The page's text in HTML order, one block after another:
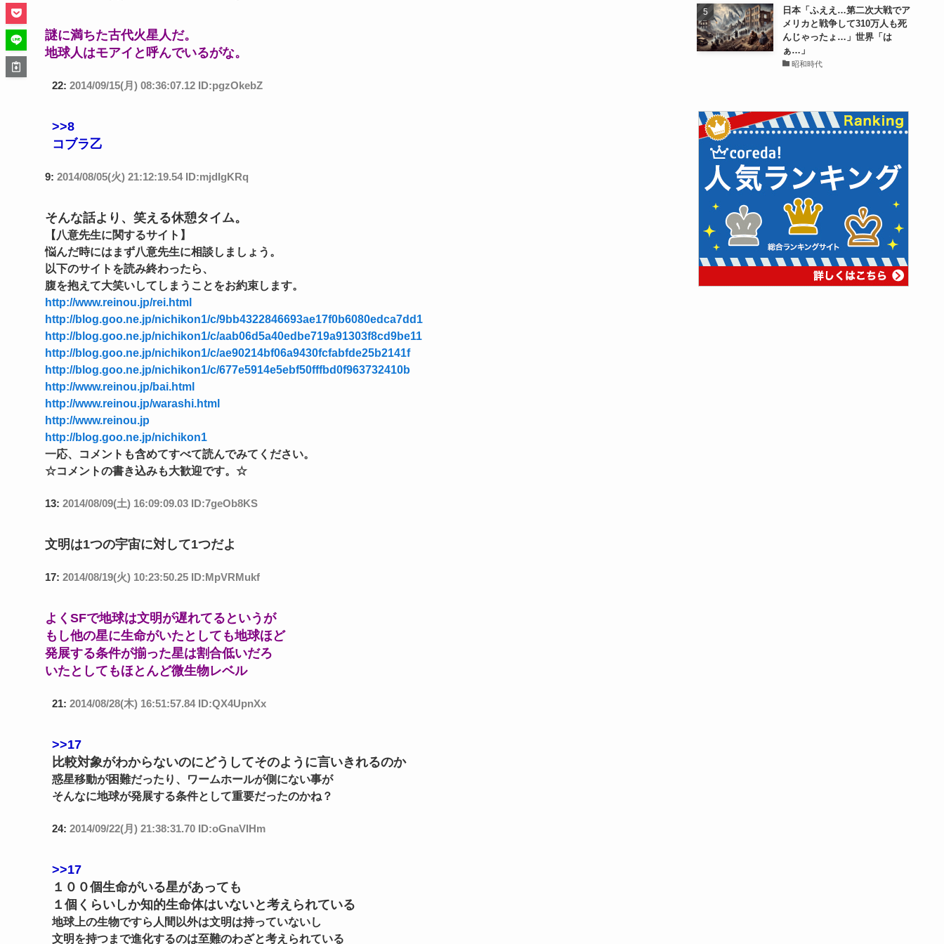
謎に満ちた古代火星人だ。
地球人はモアイと呼んでいるがな。
22: 2014/09/15(月) 08:36:07.12 ID:pgzOkebZ
>>8
コブラ乙
9: 2014/08/05(火) 21:12:19.54 ID:mjdIgKRq
そんな話より、笑える休憩タイム。
【八意先生に関するサイト】
悩んだ時にはまず八意先生に相談しましょう。
以下のサイトを読み終わったら、
腹を抱えて大笑いしてしまうことをお約束します。
http://www.reinou.jp/rei.html
http://blog.goo.ne.jp/nichikon1/c/9bb4322846693ae17f0b6080edca7dd1
http://blog.goo.ne.jp/nichikon1/c/aab06d5a40edbe719a91303f8cd9be11
http://blog.goo.ne.jp/nichikon1/c/ae90214bf06a9430fcfabfde25b2141f
http://blog.goo.ne.jp/nichikon1/c/677e5914e5ebf50fffbd0f963732410b
http://www.reinou.jp/bai.html
http://www.reinou.jp/warashi.html
http://www.reinou.jp
http://blog.goo.ne.jp/nichikon1
一応、コメントも含めてすべて読んでみてください。
☆コメントの書き込みも大歓迎です。☆
13: 2014/08/09(土) 16:09:09.03 ID:7geOb8KS
文明は1つの宇宙に対して1つだよ
17: 2014/08/19(火) 10:23:50.25 ID:MpVRMukf
よくSFで地球は文明が遅れてるというが
もし他の星に生命がいたとしても地球ほど
発展する条件が揃った星は割合低いだろ
いたとしてもほとんど微生物レベル
21: 2014/08/28(木) 16:51:57.84 ID:QX4UpnXx
>>17
比較対象がわからないのにどうしてそのように言いきれるのか
惑星移動が困難だったり、ワームホールが側にない事が
そんなに地球が発展する条件として重要だったのかね？
24: 2014/09/22(月) 21:38:31.70 ID:oGnaVIHm
>>17
１００個生命がいる星があっても
１個くらいしか知的生命体はいないと考えられている
地球上の生物ですら人間以外は文明は持っていないし
文明を持つまで進化するのは至難のわざと考えられている
日本「ふええ…第二次大戦でア
メリカと戦争して310万人も死
んじゃったょ…」世界「は
ぁ…」
昭和時代